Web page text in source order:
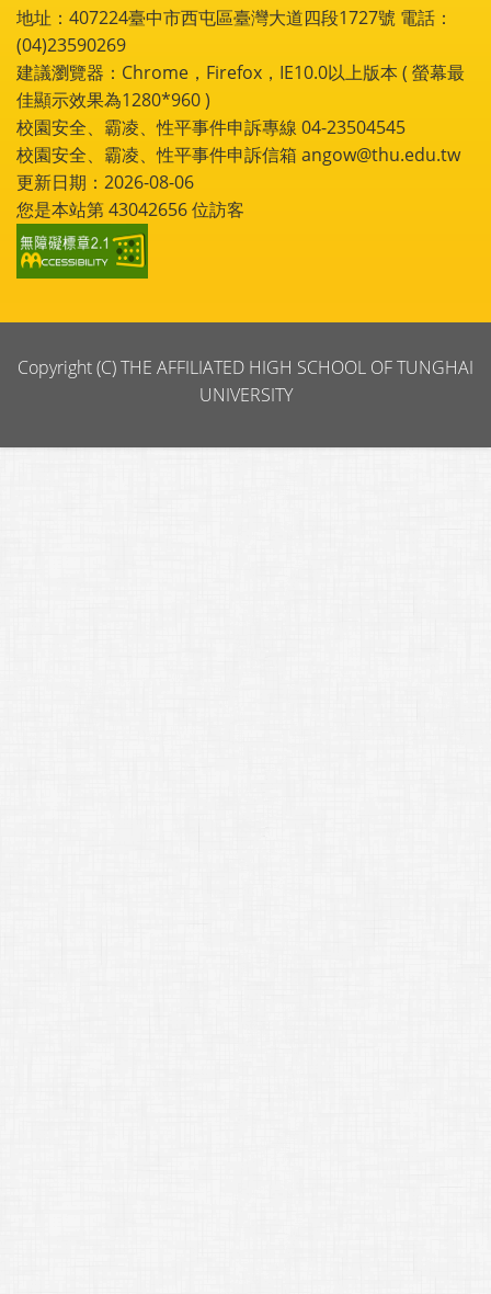
地址：407224臺中市西屯區臺灣大道四段1727號 電話：
(04)23590269
建議瀏覽器：Chrome，Firefox，IE10.0以上版本 ( 螢幕最
佳顯示效果為1280*960 )
校園安全、霸凌、性平事件申訴專線 04-23504545
校園安全、霸凌、性平事件申訴信箱 angow@thu.edu.tw
更新日期：2026-08-06
您是本站第43042656位訪客
Copyright (C) THE AFFILIATED HIGH SCHOOL OF TUNGHAI
UNIVERSITY